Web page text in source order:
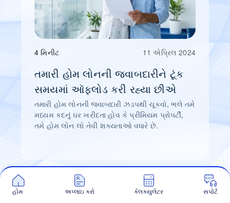
4 મિનીટ 11 એપ્રિલ 2024
તમારી હોમ લોનની જવાબદારીને ટૂંક
સમયમાં ઑફલોડ કરી રહ્યા છીએ
તમારી હોમ લોનની જવાબદારી ઝડપથી ચૂકવો, ભલે તમે
મધ્યમ કદનું ઘર ખરીદતા હોવ કે પ્રીમિયમ પ્રોપર્ટી,
તમે હોમ લોન લો તેવી શક્યતાઓ વધારે છે.
હોમ અપ્લાઇ કરો કેલક્યુલેટર સપોર્ટ